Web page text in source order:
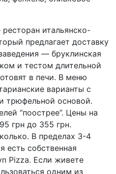
итальянско-
предлагает доставку
— бруклинская
и тестом длительной
в печи. В меню
варианты с
трюфельной основой.
“поострее”. Цены на
грн до 355 грн.
В пределах 3-4
есть собственная
Pizza. Если живете
одним из